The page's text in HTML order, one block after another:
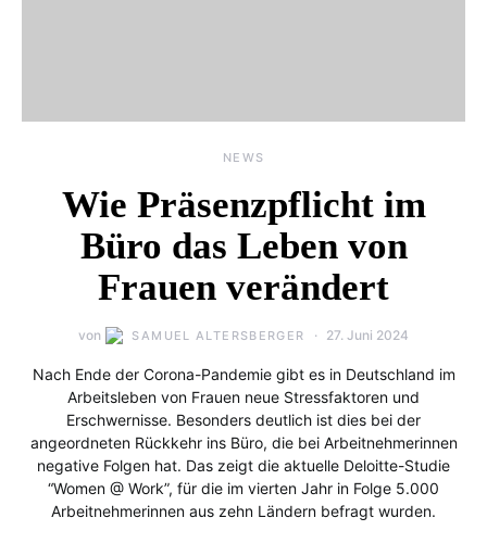
NEWS
Wie Präsenzpflicht im
Büro das Leben von
Frauen verändert
von SAMUEL ALTERSBERGER 27. Juni 2024
Nach Ende der Corona-Pandemie gibt es in Deutschland im
Arbeitsleben von Frauen neue Stressfaktoren und
Erschwernisse. Besonders deutlich ist dies bei der
angeordneten Rückkehr ins Büro, die bei Arbeitnehmerinnen
negative Folgen hat. Das zeigt die aktuelle Deloitte-Studie
“Women @ Work”, für die im vierten Jahr in Folge 5.000
Arbeitnehmerinnen aus zehn Ländern befragt wurden.